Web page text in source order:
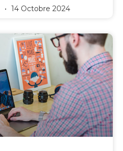
14 Octobre 2024